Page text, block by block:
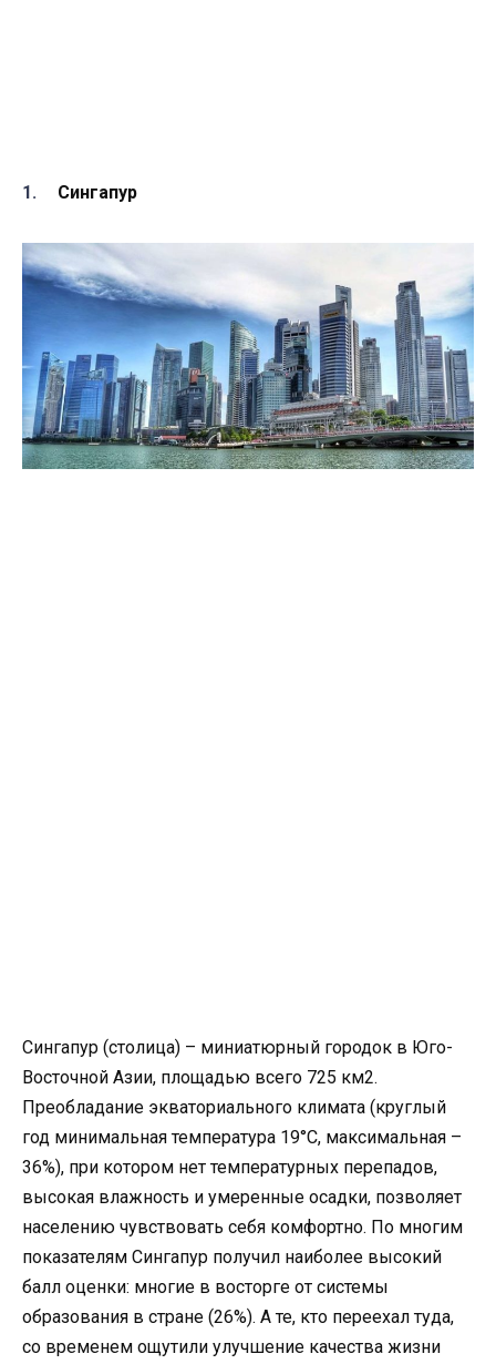
Сингапур
Сингапур (столица) – миниатюрный городок в Юго-
Восточной Азии, площадью всего 725 км2.
Преобладание экваториального климата (круглый
год минимальная температура 19°С, максимальная –
36%), при котором нет температурных перепадов,
высокая влажность и умеренные осадки, позволяет
населению чувствовать себя комфортно. По многим
показателям Сингапур получил наиболее высокий
балл оценки: многие в восторге от системы
образования в стране (26%). А те, кто переехал туда,
со временем ощутили улучшение качества жизни